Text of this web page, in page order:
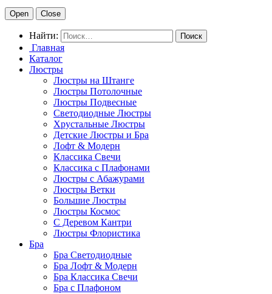
Open Close
Найти:
Главная
Каталог
Люстры
Люстры на Штанге
Люстры Потолочные
Люстры Подвесные
Светодиодные Люстры
Хрустальные Люстры
Детские Люстры и Бра
Лофт & Модерн
Классика Свечи
Классика с Плафонами
Люстры с Абажурами
Люстры Ветки
Большие Люстры
Люстры Космос
С Деревом Кантри
Люстры Флористика
Бра
Бра Светодиодные
Бра Лофт & Модерн
Бра Классика Свечи
Бра с Плафоном